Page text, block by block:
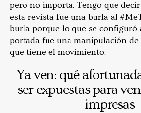
pero no importa. Tengo que
esta revista fue una burla al
burla porque lo que se configuró
portada fue una manipulación
que tiene el movimiento.
Ya ven: qué
ser expuestas para
impresas